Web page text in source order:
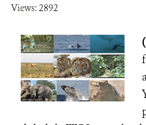
Views: 2892